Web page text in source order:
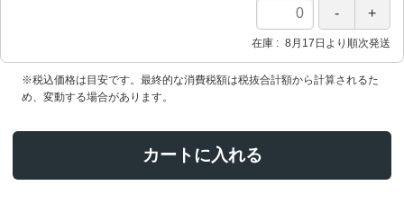
在庫 8月17日より順次発送
※税込価格は目安です。最終的な消費税額は税抜合計額から計算されるた
め、変動する場合があります。
カートに入れる